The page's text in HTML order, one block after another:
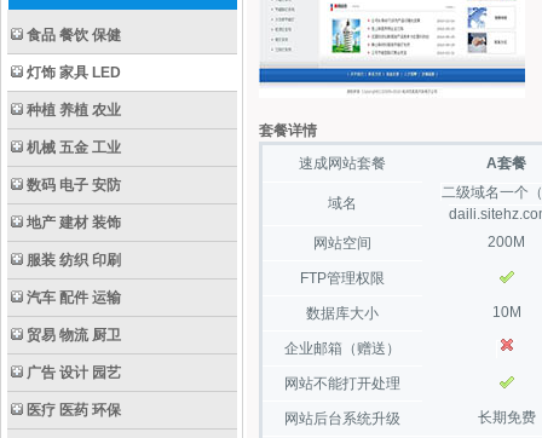
食品 餐饮 保健
灯饰 家具 LED
种植 养植 农业
机械 五金 工业
数码 电子 安防
地产 建材 装饰
服装 纺织 印刷
汽车 配件 运输
贸易 物流 厨卫
广告 设计 园艺
医疗 医药 环保
套餐详情
速成网站套餐
A套餐
域名
二级域名一个
网站空间
200M
FTP管理权限
数据库大小 10M
企业邮箱（赠送）
网站不能打开处理
网站后台系统升级 长期免费